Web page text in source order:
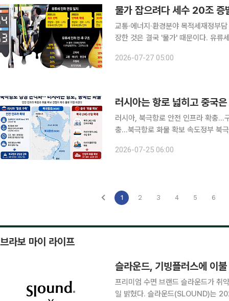
교통·에너지·환경분야 목적세재정부담 초래⋯기능회복 과제
장한 것은 결국 '물가' 때문이다. 유류
물운송과 물류비, 대중교통 비용 등
2026-07-27 05:00
러시아는 항로 넓히고 중국
러시아, 북극항로 안전 인프라 확충…
충…북극항로 화물 확보 속도정부 북극
위한 물류 거점을 확대하면서 북극항
2026-07-25 06:00
1 2 3 4 5 6
브라보 마이 라이프
슬라운드, 기빙플러스에 이
프리미엄 수면 브랜드 슬라운드가 취
일 밝혔다. 슬라운드(SLOUND)는 2024년부터 기빙플러스를 통해 꾸준히 물품 기부를 실천해왔